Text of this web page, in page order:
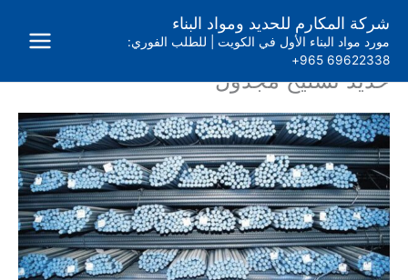
المحتوى
شركة المكارم للحديد ومواد البناء
مورد مواد البناء الأول في الكويت | للطلب الفوري:
69622338 965+
حديد تسليح مجدول